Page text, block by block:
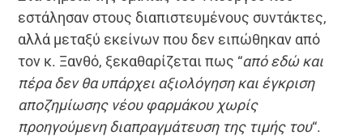
εστάλησαν στους διαπιστευμένους συντάκτες,
αλλά μεταξύ εκείνων που δεν ειπώθηκαν από
τον κ. Ξανθό, ξεκαθαρίζεται πως “από εδώ και
πέρα δεν θα υπάρχει αξιολόγηση και έγκριση
αποζημίωσης νέου φαρμάκου χωρίς
προηγούμενη διαπραγμάτευση της τιμής του“.